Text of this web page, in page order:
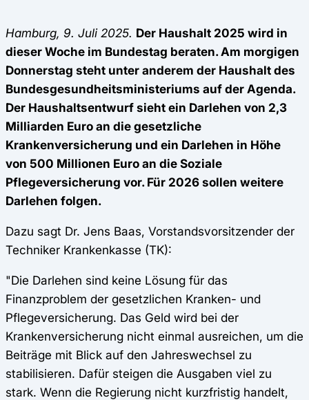
Hamburg, 9. Juli 2025. Der Haushalt 2025 wird in
dieser Woche im Bundestag beraten. Am morgigen
Donnerstag steht unter anderem der Haushalt des
Bundesgesundheitsministeriums auf der Agenda.
Der Haushaltsentwurf sieht ein Darlehen von 2,3
Milliarden Euro an die gesetzliche
Krankenversicherung und ein Darlehen in Höhe
von 500 Millionen Euro an die Soziale
Pflegeversicherung vor. Für 2026 sollen weitere
Darlehen folgen.
Dazu sagt Dr. Jens Baas, Vorstandsvorsitzender der
Techniker Krankenkasse (TK):
"Die Darlehen sind keine Lösung für das
Finanzproblem der gesetzlichen Kranken- und
Pflegeversicherung. Das Geld wird bei der
Krankenversicherung nicht einmal ausreichen, um die
Beiträge mit Blick auf den Jahreswechsel zu
stabilisieren. Dafür steigen die Ausgaben viel zu
stark. Wenn die Regierung nicht kurzfristig handelt,